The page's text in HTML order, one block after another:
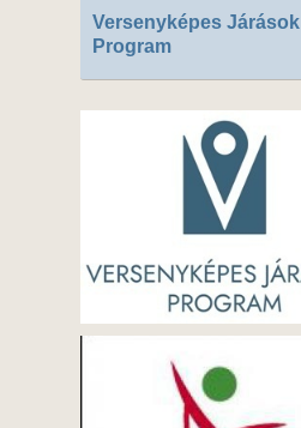
Versenyképes Járások
Program